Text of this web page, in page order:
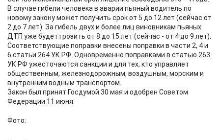
В случае гибели человека в аварии пьяный водитель по
новому закону может получить срок от 5 до 12 лет (сейчас от
2 до 7 лет). За гибель двух и более лиц виновникам пьяных
ДТП уже будет грозить от 8 до 15 лет (сейчас - от 4 до 9 лет).
Соответствующие поправки внесены поправки в части 2, 4 и
6 статьи 264 УК РФ. Одновременно поправками в статью 263
УК РФ ужесточаются санкции и для тех, кто управляет
общественным, железнодорожным, воздушным, морским и
внутренним водным транспортом.
Закон был принят Госдумой 30 мая и одобрен Советом
Федерации 11 июня.
Фото: